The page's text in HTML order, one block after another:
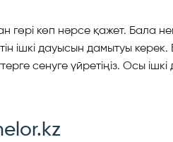
көп нәрсе қажет. Бала
ішкі дауысын дамытуы
сенуге үйретіңіз. Осы